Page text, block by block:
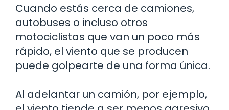
Cuando estás cerca de camiones,
autobuses o incluso otros
motociclistas que van un poco más
rápido, el viento que se producen
puede golpearte de una forma única.
Al adelantar un camión, por ejemplo,